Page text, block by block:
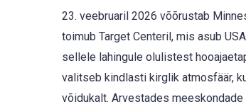
23. veebruaril 2026 võõrustab
toimub Target Centeril, mis asub
sellele lahingule olulistest
valitseb kindlasti kirglik atmosfäär,
võidukalt. Arvestades